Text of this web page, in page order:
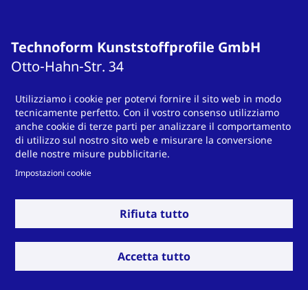
Technoform Kunststoffprofile GmbH
Otto-Hahn-Str. 34
Germany
T+49 561 9583-900
info.otsde@technoform.com
Technoform Tailored Solutions Holding
GmbH
Otto-Hahn-Str.34
Utilizziamo i cookie per potervi fornire il sito web in modo
tecnicamente perfetto. Con il vostro consenso utilizziamo
anche cookie di terze parti per analizzare il comportamento
di utilizzo sul nostro sito web e misurare la conversione
delle nostre misure pubblicitarie.
Impostazioni cookie
Rifiuta tutto
Accetta tutto